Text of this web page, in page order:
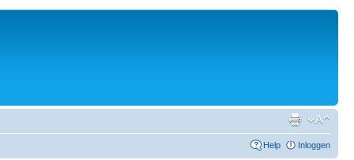
Help Inloggen